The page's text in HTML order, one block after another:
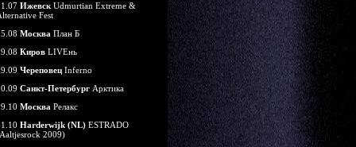
Ижевск Udmurtian Extreme &
Fest
Москва План Б
Киров LIVEнь
Череповец Inferno
Санкт-Петербург Арктика
Москва Релакс
Harderwijk (NL) ESTRADO
2009)